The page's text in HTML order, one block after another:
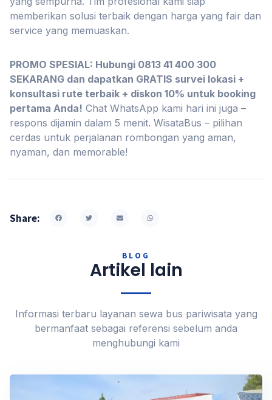
memberikan solusi terbaik dengan harga yang fair dan
service yang memuaskan.
PROMO SPESIAL: Hubungi 0813 41 400 300
SEKARANG dan dapatkan GRATIS survei lokasi +
konsultasi rute terbaik + diskon 10% untuk booking
pertama Anda! Chat WhatsApp kami hari ini juga –
respons dijamin dalam 5 menit. WisataBus – pilihan
cerdas untuk perjalanan rombongan yang aman,
nyaman, dan memorable!
Share:
BLOG
Artikel lain
Informasi terbaru layanan sewa bus pariwisata yang
bermanfaat sebagai referensi sebelum anda
menghubungi kami